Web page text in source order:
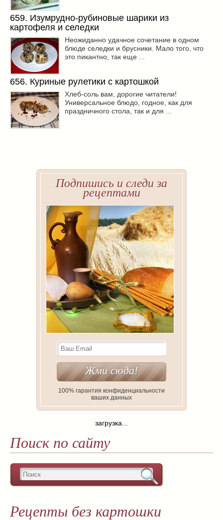
659. Изумрудно-рубиновые шарики из
картофеля и селедки
Неожиданно удачное сочетание в одном
блюде селедки и брусники. Мало того, что
это пикантно, так еще ...
656. Куриные рулетики с картошкой
Хлеб-соль вам, дорогие читатели!
Универсальное блюдо, годное, как для
праздничного стола, так и для ...
Подпишись и следи за
рецептами
100% гарантия конфиденциальности
ваших данных
загрузка...
Поиск по сайту
Рецепты без картошки